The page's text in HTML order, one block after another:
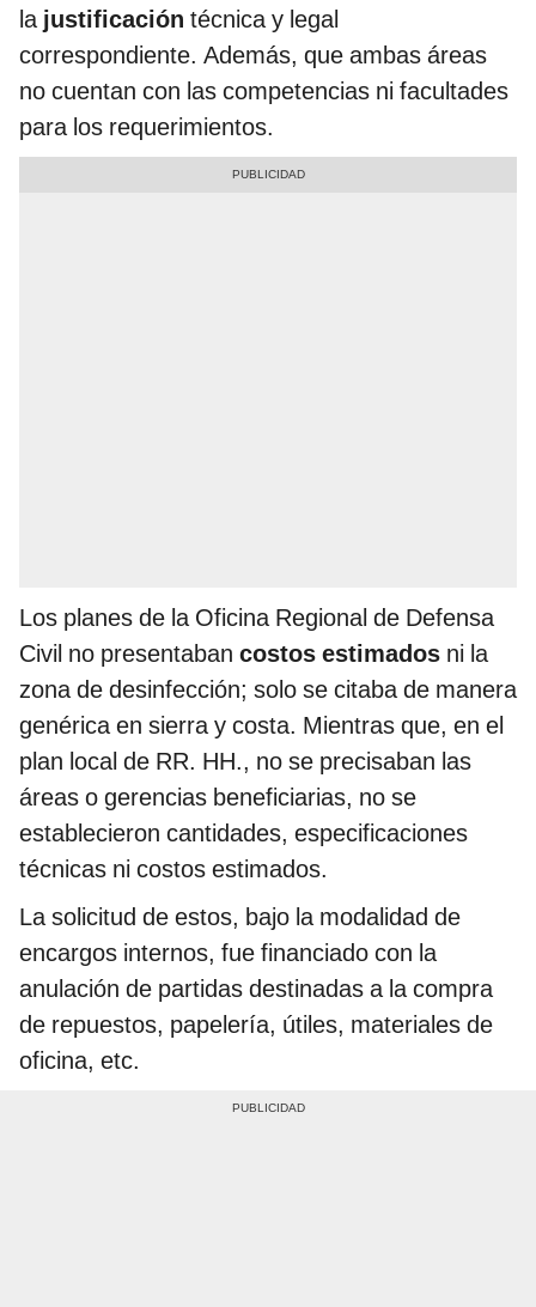
la justificación técnica y legal
correspondiente. Además, que ambas áreas
no cuentan con las competencias ni facultades
para los requerimientos.
Los planes de la Oficina Regional de Defensa
Civil no presentaban costos estimados ni la
zona de desinfección; solo se citaba de manera
genérica en sierra y costa. Mientras que, en el
plan local de RR. HH., no se precisaban las
áreas o gerencias beneficiarias, no se
establecieron cantidades, especificaciones
técnicas ni costos estimados.
La solicitud de estos, bajo la modalidad de
encargos internos, fue financiado con la
anulación de partidas destinadas a la compra
de repuestos, papelería, útiles, materiales de
oficina, etc.